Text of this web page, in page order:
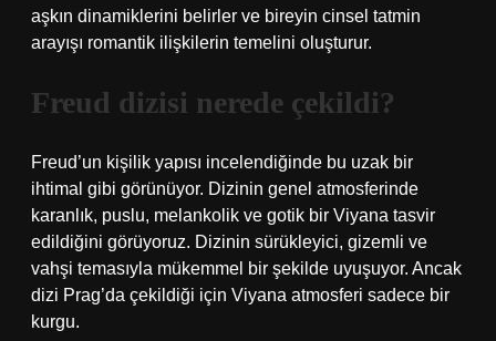
aşkın dinamiklerini belirler ve bireyin cinsel tatmin
arayışı romantik ilişkilerin temelini oluşturur.
Freud dizisi nerede çekildi?
Freud’un kişilik yapısı incelendiğinde bu uzak bir
ihtimal gibi görünüyor. Dizinin genel atmosferinde
karanlık, puslu, melankolik ve gotik bir Viyana tasvir
edildiğini görüyoruz. Dizinin sürükleyici, gizemli ve
vahşi temasıyla mükemmel bir şekilde uyuşuyor. Ancak
dizi Prag’da çekildiği için Viyana atmosferi sadece bir
kurgu.